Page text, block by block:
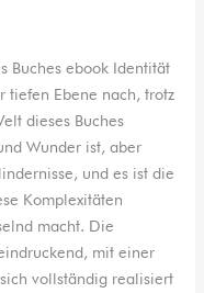
Buches ebook Identität
tiefen Ebene nach, trotz
dieses Buches
Wunder ist, aber
und es ist die
Komplexitäten
macht. Die
mit einer
vollständig realisiert